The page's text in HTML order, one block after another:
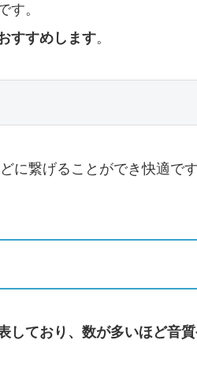
す。
すすめします。
に繋げることができ快適です
しており、数が多いほど音